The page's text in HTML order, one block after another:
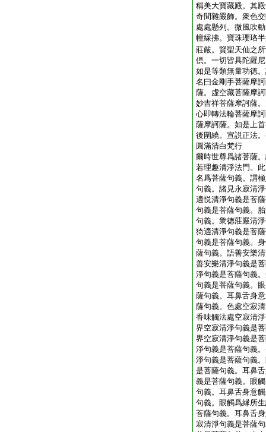
稱美大寶藏殿。其
奇間雜嚴飾。衆色
處處懸列。微風吹
幢綵拂。寶珠瓔珞
莊嚴。賢聖天仙之
倶。一切皆具陀羅
如是等類無量功徳
名曰金剛手菩薩摩
薩。虚空藏菩薩摩
妙吉祥菩薩摩訶薩
心即轉法輪菩薩摩
薩摩訶薩。如是上
後圍繞。宣説正法
圓滿清白梵行
爾時世尊爲諸菩薩
若理趣清淨法門。
名爲菩薩句義。謂
句義。諸見永寂清
適悦清淨句義是菩
句義是菩薩句義。
句義。衆徳莊嚴清
猗適清淨句義是菩
句義是菩薩句義。
薩句義。語善安樂
善安樂清淨句義是
淨句義是菩薩句義
句義是菩薩句義。
薩句義。耳鼻舌身
薩句義。色處空寂
香味觸法處空寂清
界空寂清淨句義是
界空寂清淨句義是
淨句義是菩薩句義
淨句義是菩薩句義
是菩薩句義。耳鼻
義是菩薩句義。眼
句義。耳鼻舌身意
句義。眼觸爲縁所
菩薩句義。耳鼻舌
寂清淨句義是菩薩